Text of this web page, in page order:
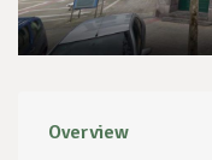
Overview